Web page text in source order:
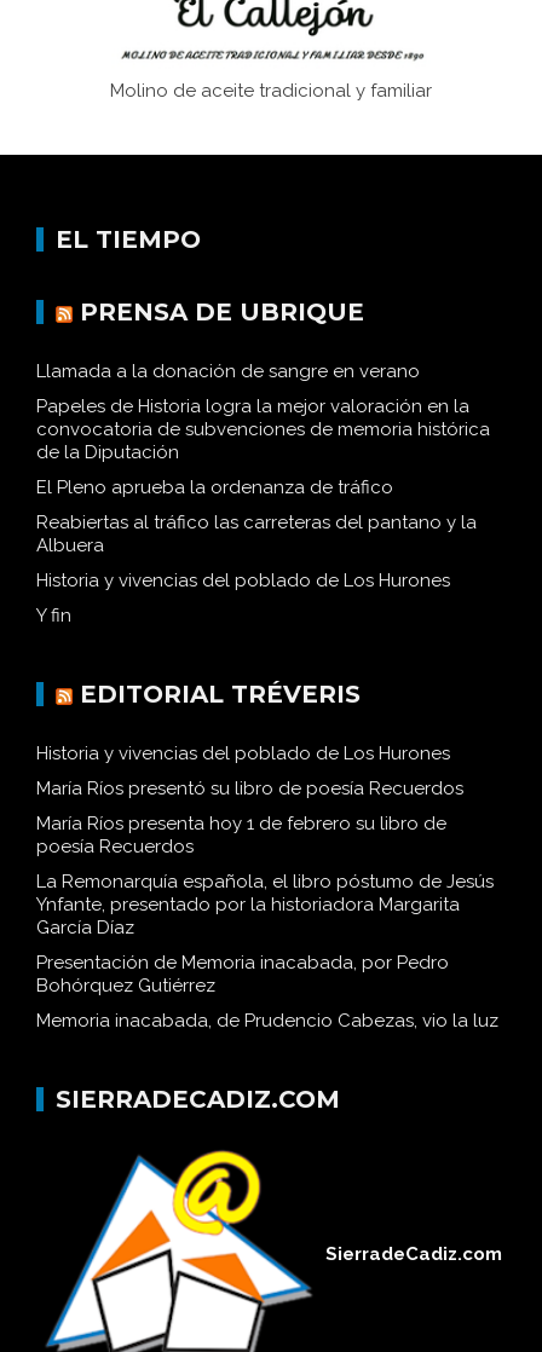
Molino de aceite tradicional y familiar
EL TIEMPO
PRENSA DE UBRIQUE
Llamada a la donación de sangre en verano
Papeles de Historia logra la mejor valoración en la
convocatoria de subvenciones de memoria histórica
de la Diputación
El Pleno aprueba la ordenanza de tráfico
Reabiertas al tráfico las carreteras del pantano y la
Albuera
Historia y vivencias del poblado de Los Hurones
Y fin
EDITORIAL TRÉVERIS
Historia y vivencias del poblado de Los Hurones
María Ríos presentó su libro de poesía Recuerdos
María Ríos presenta hoy 1 de febrero su libro de
poesía Recuerdos
La Remonarquía española, el libro póstumo de Jesús
Ynfante, presentado por la historiadora Margarita
García Díaz
Presentación de Memoria inacabada, por Pedro
Bohórquez Gutiérrez
Memoria inacabada, de Prudencio Cabezas, vio la luz
SIERRADECADIZ.COM
SierradeCadiz.com